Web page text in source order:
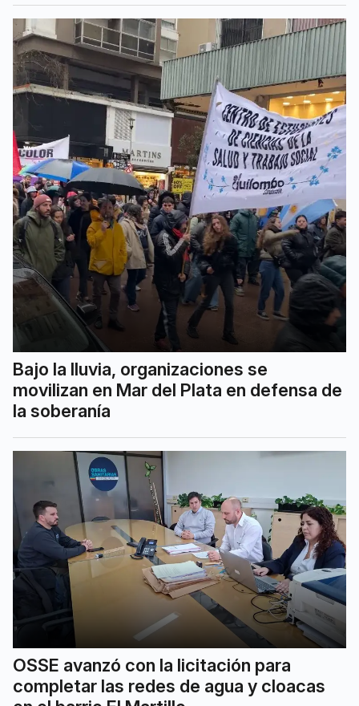
Bajo la lluvia, organizaciones se
movilizan en Mar del Plata en defensa de
la soberanía
OSSE avanzó con la licitación para
completar las redes de agua y cloacas